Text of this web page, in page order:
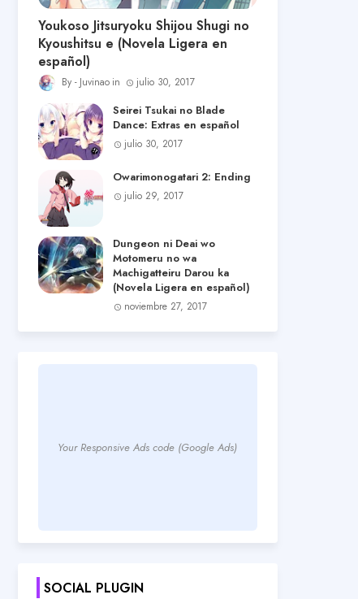
Youkoso Jitsuryoku Shijou Shugi no
Kyoushitsu e (Novela Ligera en
español)
Juvinao julio 30, 2017
Seirei Tsukai no Blade
Dance: Extras en español
julio 30, 2017
Owarimonogatari 2: Ending
julio 29, 2017
Dungeon ni Deai wo
Motomeru no wa
Machigatteiru Darou ka
(Novela Ligera en español)
noviembre 27, 2017
Your Responsive Ads code (Google Ads)
SOCIAL PLUGIN